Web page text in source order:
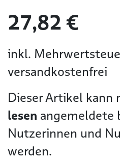
27,82 €
inkl.
versandkostenfrei
Dieser Artikel kann
lesen angemeldete
Nutzerinnen und
werden.